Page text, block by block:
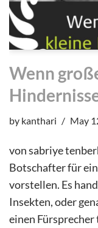
Wenn
by kanthari May
von sabriye
Botschafter für
vorstellen. Es
Insekten, oder
einen